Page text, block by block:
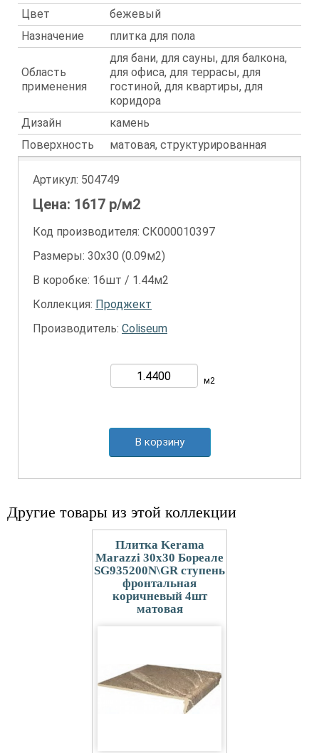
Цвет
бежевый
Назначение
плитка для пола
Область
применения
для бани, для сауны, для балкона,
для офиса, для террасы, для
гостиной, для квартиры, для
коридора
Дизайн
камень
Поверхность
матовая, структурированная
Артикул: 504749
Цена: 1617 р/м2
Код производителя: СК000010397
Размеры: 30х30 (0.09м2)
В коробке: 16шт / 1.44м2
Коллекция: Проджект
Производитель: Coliseum
м2
В корзину
Другие товары из этой коллекции
Плитка Kerama
Marazzi 30x30 Бореале
SG935200N\GR ступень
фронтальная
коричневый 4шт
матовая